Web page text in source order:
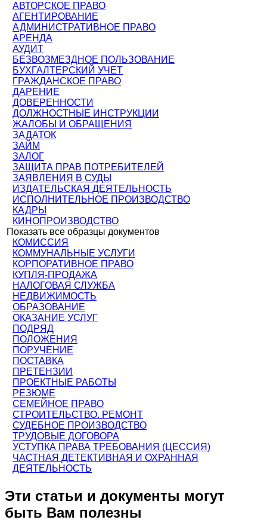
АВТОРСКОЕ ПРАВО
АГЕНТИРОВАНИЕ
АДМИНИСТРАТИВНОЕ ПРАВО
АРЕНДА
АУДИТ
БЕЗВОЗМЕЗДНОЕ ПОЛЬЗОВАНИЕ
БУХГАЛТЕРСКИЙ УЧЕТ
ГРАЖДАНСКОЕ ПРАВО
ДАРЕНИЕ
ДОВЕРЕННОСТИ
ДОЛЖНОСТНЫЕ ИНСТРУКЦИИ
ЖАЛОБЫ И ОБРАЩЕНИЯ
ЗАДАТОК
ЗАЙМ
ЗАЛОГ
ЗАЩИТА ПРАВ ПОТРЕБИТЕЛЕЙ
ЗАЯВЛЕНИЯ В СУДЫ
ИЗДАТЕЛЬСКАЯ ДЕЯТЕЛЬНОСТЬ
ИСПОЛНИТЕЛЬНОЕ ПРОИЗВОДСТВО
КАДРЫ
КИНОПРОИЗВОДСТВО
Показать все образцы документов
КОМИССИЯ
КОММУНАЛЬНЫЕ УСЛУГИ
КОРПОРАТИВНОЕ ПРАВО
КУПЛЯ-ПРОДАЖА
НАЛОГОВАЯ СЛУЖБА
НЕДВИЖИМОСТЬ
ОБРАЗОВАНИЕ
ОКАЗАНИЕ УСЛУГ
ПОДРЯД
ПОЛОЖЕНИЯ
ПОРУЧЕНИЕ
ПОСТАВКА
ПРЕТЕНЗИИ
ПРОЕКТНЫЕ РАБОТЫ
РЕЗЮМЕ
СЕМЕЙНОЕ ПРАВО
СТРОИТЕЛЬСТВО. РЕМОНТ
СУДЕБНОЕ ПРОИЗВОДСТВО
ТРУДОВЫЕ ДОГОВОРА
УСТУПКА ПРАВА ТРЕБОВАНИЯ (ЦЕССИЯ)
ЧАСТНАЯ ДЕТЕКТИВНАЯ И ОХРАННАЯ
ДЕЯТЕЛЬНОСТЬ
Эти статьи и документы могут
быть Вам полезны